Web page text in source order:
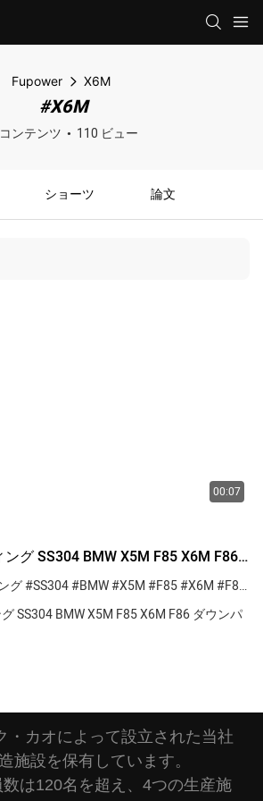
Fupower X6M
#X6M
ンテンツ 110 ビュー
ショーツ 論文
00:07
グ SS304 BMW X5M F85 X6M F86
グ#SS304#BMW#X5M#F85#X6M#F86
SS304 BMW X5M F85 X6M F86 ダウンパ
・カオによって設立された当社
施設を保有しています。
は120名を超え、4つの生産施